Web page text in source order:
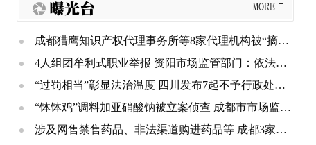
曝光台 MORE
成都猎鹰知识产权代理事务所等8家代理机构被“摘牌” 三年内不得重新申请登记
4人组团牟利式职业举报 资阳市场监管部门：依法规制、不予奖励
“过罚相当”彰显法治温度 四川发布7起不予行政处罚典型案例
“钵钵鸡”调料加亚硝酸钠被立案侦查 成都市市场监管局公布一批典型案例
涉及网售禁售药品、非法渠道购进药品等 成都3家医疗机构被处罚